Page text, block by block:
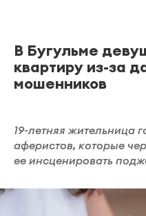
В Бугульме
квартиру из-за
мошенников
19-летняя жительница
аферистов, которые
ее инсценировать